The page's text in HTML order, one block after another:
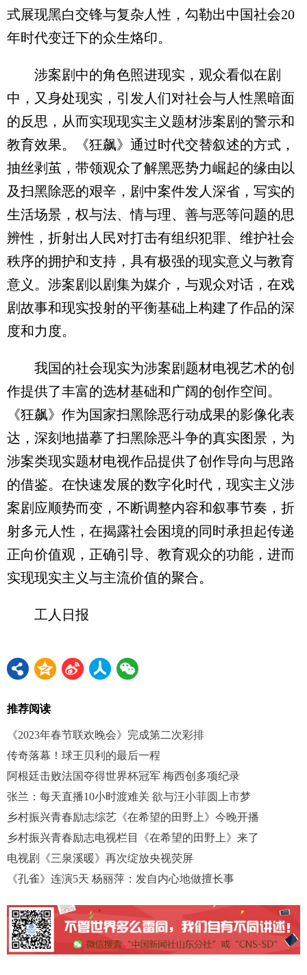
式展现黑白交锋与复杂人性，勾勒出中国社会20
年时代变迁下的众生烙印。
涉案剧中的角色照进现实，观众看似在剧
中，又身处现实，引发人们对社会与人性黑暗面
的反思，从而实现现实主义题材涉案剧的警示和
教育效果。《狂飙》通过时代交替叙述的方式，
抽丝剥茧，带领观众了解黑恶势力崛起的缘由以
及扫黑除恶的艰辛，剧中案件发人深省，写实的
生活场景，权与法、情与理、善与恶等问题的思
辨性，折射出人民对打击有组织犯罪、维护社会
秩序的拥护和支持，具有极强的现实意义与教育
意义。涉案剧以剧集为媒介，与观众对话，在戏
剧故事和现实投射的平衡基础上构建了作品的深
度和力度。
我国的社会现实为涉案剧题材电视艺术的创
作提供了丰富的选材基础和广阔的创作空间。
《狂飙》作为国家扫黑除恶行动成果的影像化表
达，深刻地描摹了扫黑除恶斗争的真实图景，为
涉案类现实题材电视作品提供了创作导向与思路
的借鉴。在快速发展的数字化时代，现实主义涉
案剧应顺势而变，不断调整内容和叙事节奏，折
射多元人性，在揭露社会困境的同时承担起传递
正向价值观，正确引导、教育观众的功能，进而
实现现实主义与主流价值的聚合。
工人日报
推荐阅读
《2023年春节联欢晚会》完成第二次彩排
传奇落幕！球王贝利的最后一程
阿根廷击败法国夺得世界杯冠军 梅西创多项纪录
张兰：每天直播10小时渡难关 欲与汪小菲圆上市梦
乡村振兴青春励志综艺《在希望的田野上》今晚开播
乡村振兴青春励志电视栏目《在希望的田野上》来了
电视剧《三泉溪暖》再次绽放央视荧屏
《孔雀》连演5天 杨丽萍：发自内心地做擅长事